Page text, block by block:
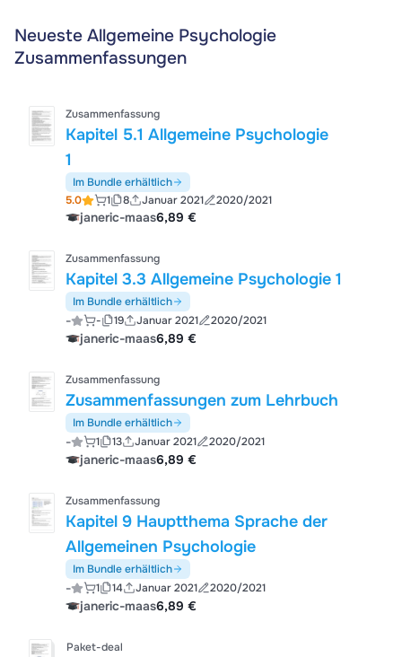
Neueste Allgemeine Psychologie
Zusammenfassungen
Zusammenfassung
Kapitel 5.1 Allgemeine Psychologie
1
Im Bundle erhältlich
5.0
1 8 Januar 2021 2020/2021
janeric-maas6,89 €
Zusammenfassung
Kapitel 3.3 Allgemeine Psychologie 1
Im Bundle erhältlich
- - 19 Januar 2021 2020/2021
janeric-maas6,89 €
Zusammenfassung
Zusammenfassungen zum Lehrbuch
Im Bundle erhältlich
- 1 13 Januar 2021 2020/2021
janeric-maas6,89 €
Zusammenfassung
Kapitel 9 Hauptthema Sprache der
Allgemeinen Psychologie
Im Bundle erhältlich
- 1 14 Januar 2021 2020/2021
janeric-maas6,89 €
Paket-deal